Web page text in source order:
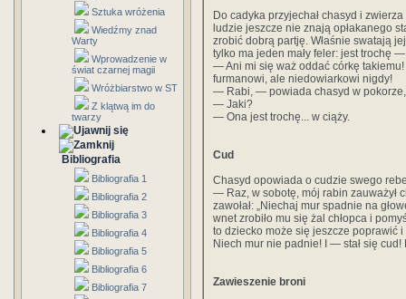
Sztuka wróżenia
Wiedźmy znad
Warty
Wprowadzenie w
świat czarnej magii
Wróżbiarstwo w ST
Z klątwą im do
twarzy
Bibliografia
Bibliografia 1
Bibliografia 2
Bibliografia 3
Bibliografia 4
Bibliografia 5
Bibliografia 6
Bibliografia 7
Do cadyka przyjechał chasyd i
ludzie jeszcze nie znają opłakanego
zrobić dobrą partję. Właśnie swatają
tylko ma jeden mały feler: jest trochę
— Ani mi się waż oddać córkę
furmanowi, ale niedowiarkowi nigdy!
— Rabi, — powiada chasyd w
— Jaki?
— Ona jest trochę... w ciąży.
Cud
Chasyd opowiada o cudzie swego
— Raz, w sobotę, mój rabin zauważył
zawołał: „Niechaj mur spadnie na
wnet zrobiło mu się żal chłopca i
to dziecko może się jeszcze poprawić
Niech mur nie padnie! I — stał się cud!
Zawieszenie broni